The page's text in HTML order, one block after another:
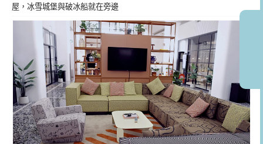
屋，冰雪城堡與破冰船就在旁邊